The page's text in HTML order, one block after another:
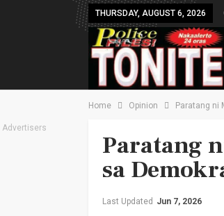
THURSDAY, AUGUST 6, 2026
Home Opinion Paratang ni
Advertisers
Paratang
sa
Last Updated Jun 7, 2026